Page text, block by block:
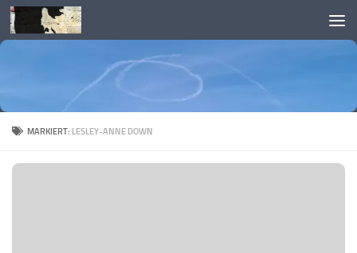
Skip to content
MARKIERT: LESLEY-ANNE DOWN